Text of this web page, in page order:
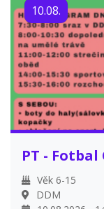
10.08.
PT - Fotbal
Věk 6-15
DDM